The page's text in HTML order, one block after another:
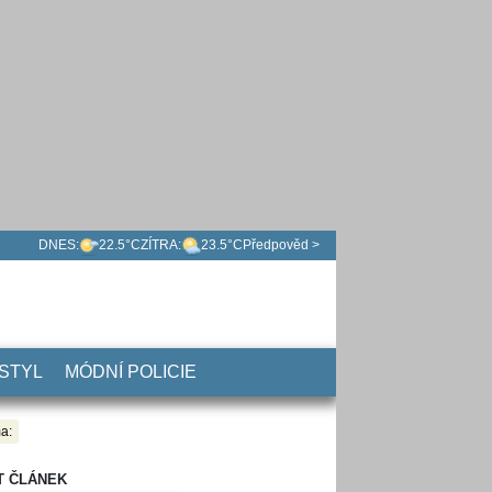
DNES: 22.5°CZÍTRA: 23.5°C Předpověd >
MÓDNÍ POLICIE
ČLÁNEK